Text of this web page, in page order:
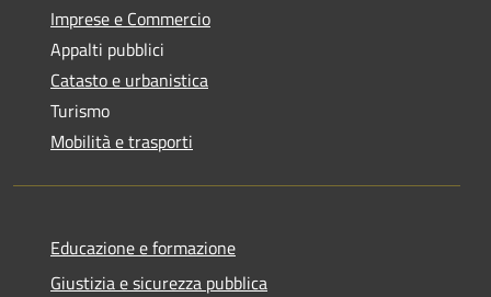
Imprese e Commercio
Appalti pubblici
Catasto e urbanistica
Turismo
Mobilità e trasporti
Educazione e formazione
Giustizia e sicurezza pubblica